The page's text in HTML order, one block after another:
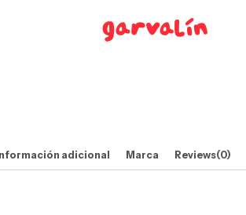
Información adicional Marca Reviews(0)